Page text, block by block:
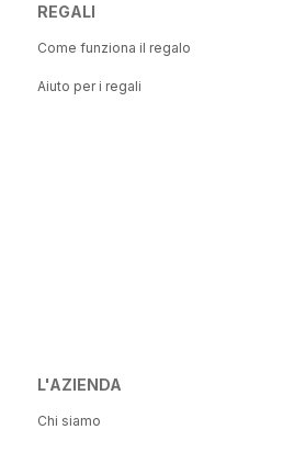
REGALI
Come funziona il regalo
Aiuto per i regali
L'AZIENDA
Chi siamo